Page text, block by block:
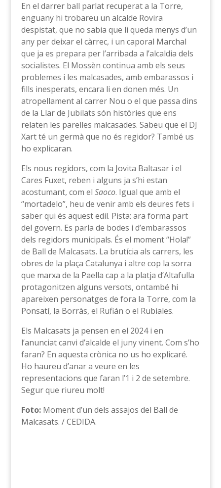
En el darrer ball parlat recuperat a la Torre,
enguany hi trobareu un alcalde Rovira
despistat, que no sabia que li queda menys d’un
any per deixar el càrrec, i un caporal Marchal
que ja es prepara per l’arribada a l’alcaldia dels
socialistes. El Mossèn continua amb els seus
problemes i les malcasades, amb embarassos i
fills inesperats, encara li en donen més. Un
atropellament al carrer Nou o el que passa dins
de la Llar de Jubilats són històries que ens
relaten les parelles malcasades. Sabeu que el DJ
Xart té un germà que no és regidor? També us
ho explicaran.
Els nous regidors, com la Jovita Baltasar i el
Cares Fuxet, reben i alguns ja s’hi estan
acostumant, com el Saoco. Igual que amb el
“mortadelo”, heu de venir amb els deures fets i
saber qui és aquest edil. Pista: ara forma part
del govern. Es parla de bodes i d’embarassos
dels regidors municipals. És el moment “Hola!”
de Ball de Malcasats. La brutícia als carrers, les
obres de la plaça Catalunya i altre cop la sorra
que marxa de la Paella cap a la platja d’Altafulla
protagonitzen alguns versots, ontambé hi
apareixen personatges de fora la Torre, com la
Ponsatí, la Borràs, el Rufián o el Rubiales.
Els Malcasats ja pensen en el 2024 i en
l’anunciat canvi d’alcalde el juny vinent. Com s’ho
faran? En aquesta crònica no us ho explicaré.
Ho haureu d’anar a veure en les
representacions que faran l’1 i 2 de setembre.
Segur que riureu molt!
Foto:Moment d’un dels assajos del Ball de
Malcasats. / CEDIDA.